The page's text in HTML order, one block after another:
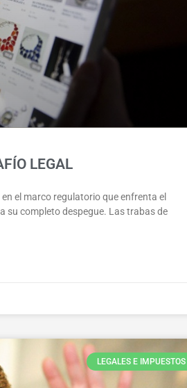
LEGAL
el marco regulatorio que enfrenta el
su completo despegue. Las trabas de
LEGALES E IMPUESTOS